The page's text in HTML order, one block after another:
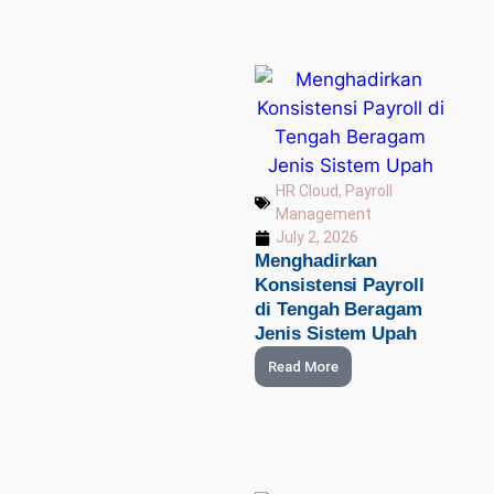
HR Cloud, Payroll
Management
July 2, 2026
Menghadirkan
Konsistensi Payroll
di Tengah Beragam
Jenis Sistem Upah
Read More